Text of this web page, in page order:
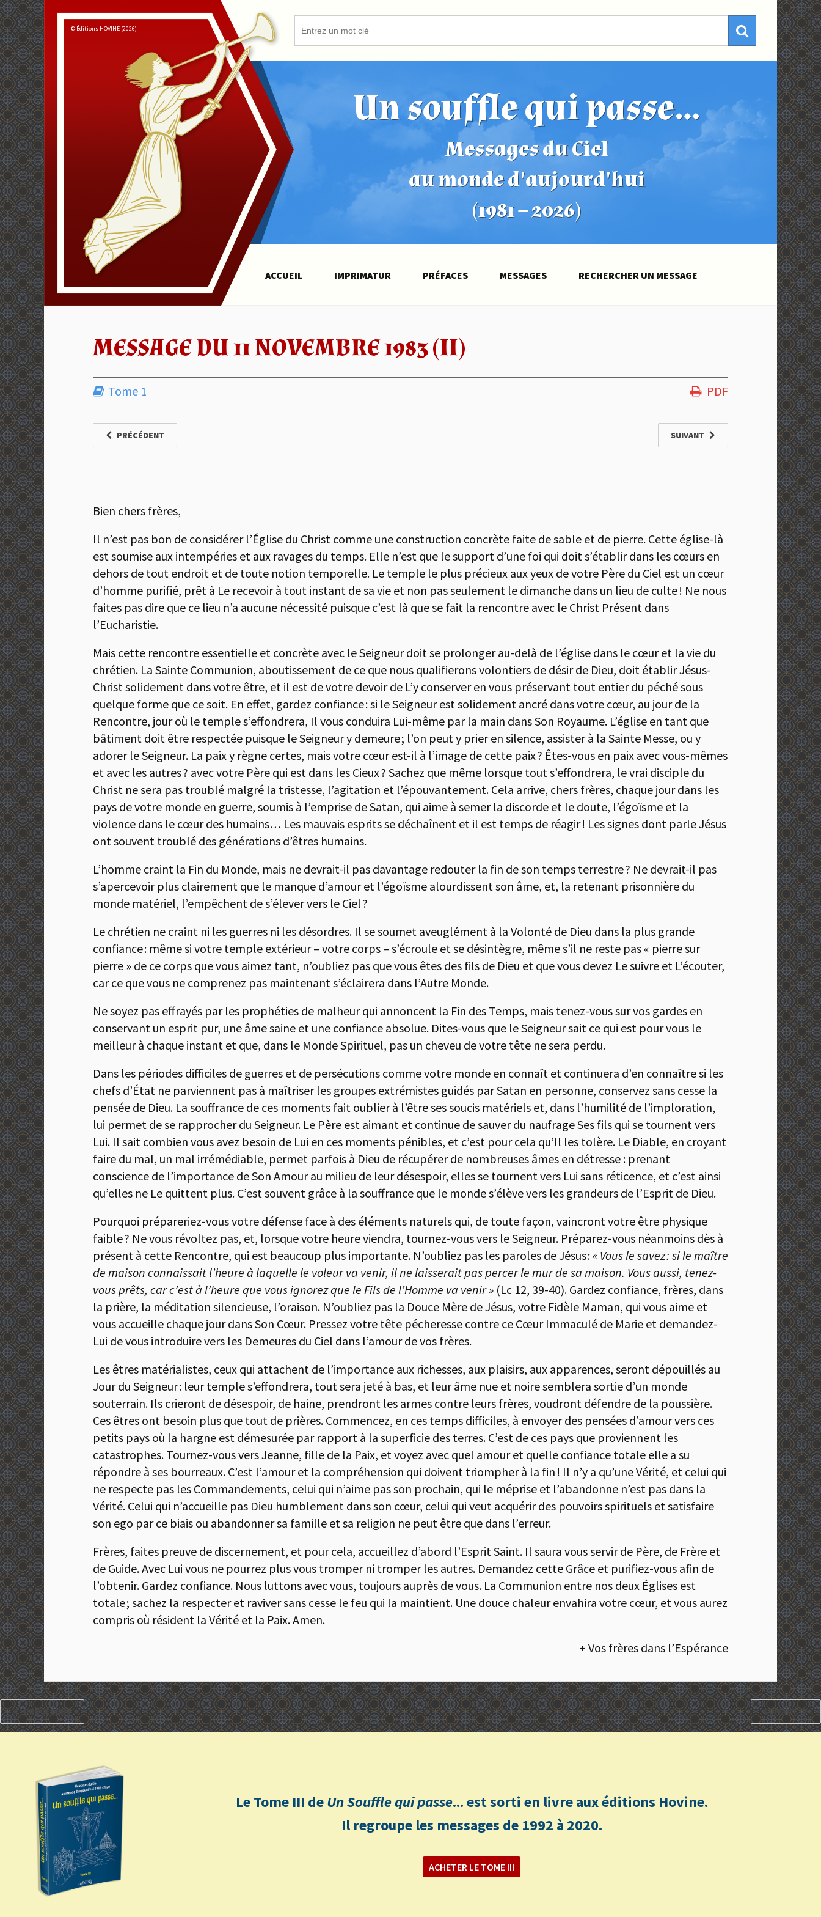
Un souffle qui passe...
Messages du Ciel
au monde d'aujourd'hui
(1981 – 2026)
© Éditions HOVINE (2026)
ACCUEIL IMPRIMATUR PRÉFACES MESSAGES RECHERCHER UN MESSAGE
MESSAGE DU 11 NOVEMBRE 1983 (II)
Tome 1 PDF
PRÉCÉDENT SUIVANT
Bien chers frères,
Il n’est pas bon de considérer l’Église du Christ comme une construction concrète faite de sable et de pierre. Cette église-là
est soumise aux intempéries et aux ravages du temps. Elle n’est que le support d’une foi qui doit s’établir dans les cœurs en
dehors de tout endroit et de toute notion temporelle. Le temple le plus précieux aux yeux de votre Père du Ciel est un cœur
d’homme purifié, prêt à Le recevoir à tout instant de sa vie et non pas seulement le dimanche dans un lieu de culte ! Ne nous
faites pas dire que ce lieu n’a aucune nécessité puisque c’est là que se fait la rencontre avec le Christ Présent dans
l’Eucharistie.
Mais cette rencontre essentielle et concrète avec le Seigneur doit se prolonger au-delà de l’église dans le cœur et la vie du
chrétien. La Sainte Communion, aboutissement de ce que nous qualifierons volontiers de désir de Dieu, doit établir Jésus-
Christ solidement dans votre être, et il est de votre devoir de L’y conserver en vous préservant tout entier du péché sous
quelque forme que ce soit. En effet, gardez confiance : si le Seigneur est solidement ancré dans votre cœur, au jour de la
Rencontre, jour où le temple s’effondrera, Il vous conduira Lui-même par la main dans Son Royaume. L’église en tant que
bâtiment doit être respectée puisque le Seigneur y demeure ; l’on peut y prier en silence, assister à la Sainte Messe, ou y
adorer le Seigneur. La paix y règne certes, mais votre cœur est-il à l’image de cette paix ? Êtes-vous en paix avec vous-mêmes
et avec les autres ? avec votre Père qui est dans les Cieux ? Sachez que même lorsque tout s’effondrera, le vrai disciple du
Christ ne sera pas troublé malgré la tristesse, l’agitation et l’épouvantement. Cela arrive, chers frères, chaque jour dans les
pays de votre monde en guerre, soumis à l’emprise de Satan, qui aime à semer la discorde et le doute, l’égoïsme et la
violence dans le cœur des humains… Les mauvais esprits se déchaînent et il est temps de réagir ! Les signes dont parle Jésus
ont souvent troublé des générations d’êtres humains.
L’homme craint la Fin du Monde, mais ne devrait-il pas davantage redouter la fin de son temps terrestre ? Ne devrait-il pas
s’apercevoir plus clairement que le manque d’amour et l’égoïsme alourdissent son âme, et, la retenant prisonnière du
monde matériel, l’empêchent de s’élever vers le Ciel ?
Le chrétien ne craint ni les guerres ni les désordres. Il se soumet aveuglément à la Volonté de Dieu dans la plus grande
confiance : même si votre temple extérieur – votre corps – s’écroule et se désintègre, même s’il ne reste pas « pierre sur
pierre » de ce corps que vous aimez tant, n’oubliez pas que vous êtes des fils de Dieu et que vous devez Le suivre et L’écouter,
car ce que vous ne comprenez pas maintenant s’éclairera dans l’Autre Monde.
Ne soyez pas effrayés par les prophéties de malheur qui annoncent la Fin des Temps, mais tenez-vous sur vos gardes en
conservant un esprit pur, une âme saine et une confiance absolue. Dites-vous que le Seigneur sait ce qui est pour vous le
meilleur à chaque instant et que, dans le Monde Spirituel, pas un cheveu de votre tête ne sera perdu.
Dans les périodes difficiles de guerres et de persécutions comme votre monde en connaît et continuera d’en connaître si les
chefs d’État ne parviennent pas à maîtriser les groupes extrémistes guidés par Satan en personne, conservez sans cesse la
pensée de Dieu. La souffrance de ces moments fait oublier à l’être ses soucis matériels et, dans l’humilité de l’imploration,
lui permet de se rapprocher du Seigneur. Le Père est aimant et continue de sauver du naufrage Ses fils qui se tournent vers
Lui. Il sait combien vous avez besoin de Lui en ces moments pénibles, et c’est pour cela qu’Il les tolère. Le Diable, en croyant
faire du mal, un mal irrémédiable, permet parfois à Dieu de récupérer de nombreuses âmes en détresse : prenant
conscience de l’importance de Son Amour au milieu de leur désespoir, elles se tournent vers Lui sans réticence, et c’est ainsi
qu’elles ne Le quittent plus. C’est souvent grâce à la souffrance que le monde s’élève vers les grandeurs de l’Esprit de Dieu.
Pourquoi prépareriez-vous votre défense face à des éléments naturels qui, de toute façon, vaincront votre être physique
faible ? Ne vous révoltez pas, et, lorsque votre heure viendra, tournez-vous vers le Seigneur. Préparez-vous néanmoins dès à
présent à cette Rencontre, qui est beaucoup plus importante. N’oubliez pas les paroles de Jésus :« Vous le savez : si le maître
de maison connaissait l’heure à laquelle le voleur va venir, il ne laisserait pas percer le mur de sa maison. Vous aussi, tenez-
vous prêts, car c’est à l’heure que vous ignorez que le Fils de l’Homme va venir » (Lc 12, 39-40). Gardez confiance, frères, dans
la prière, la méditation silencieuse, l’oraison. N’oubliez pas la Douce Mère de Jésus, votre Fidèle Maman, qui vous aime et
vous accueille chaque jour dans Son Cœur. Pressez votre tête pécheresse contre ce Cœur Immaculé de Marie et demandez-
Lui de vous introduire vers les Demeures du Ciel dans l’amour de vos frères.
Les êtres matérialistes, ceux qui attachent de l’importance aux richesses, aux plaisirs, aux apparences, seront dépouillés au
Jour du Seigneur : leur temple s’effondrera, tout sera jeté à bas, et leur âme nue et noire semblera sortie d’un monde
souterrain. Ils crieront de désespoir, de haine, prendront les armes contre leurs frères, voudront défendre de la poussière.
Ces êtres ont besoin plus que tout de prières. Commencez, en ces temps difficiles, à envoyer des pensées d’amour vers ces
petits pays où la hargne est démesurée par rapport à la superficie des terres. C’est de ces pays que proviennent les
catastrophes. Tournez-vous vers Jeanne, fille de la Paix, et voyez avec quel amour et quelle confiance totale elle a su
répondre à ses bourreaux. C’est l’amour et la compréhension qui doivent triompher à la fin ! Il n’y a qu’une Vérité, et celui qui
ne respecte pas les Commandements, celui qui n’aime pas son prochain, qui le méprise et l’abandonne n’est pas dans la
Vérité. Celui qui n’accueille pas Dieu humblement dans son cœur, celui qui veut acquérir des pouvoirs spirituels et satisfaire
son ego par ce biais ou abandonner sa famille et sa religion ne peut être que dans l’erreur.
Frères, faites preuve de discernement, et pour cela, accueillez d’abord l’Esprit Saint. Il saura vous servir de Père, de Frère et
de Guide. Avec Lui vous ne pourrez plus vous tromper ni tromper les autres. Demandez cette Grâce et purifiez-vous afin de
l’obtenir. Gardez confiance. Nous luttons avec vous, toujours auprès de vous. La Communion entre nos deux Églises est
totale ; sachez la respecter et raviver sans cesse le feu qui la maintient. Une douce chaleur envahira votre cœur, et vous aurez
compris où résident la Vérité et la Paix. Amen.
+ Vos frères dans l’Espérance
PRÉCÉDENT SUIVANT
Le Tome III deUn Souffle qui passe... est sorti en livre aux éditions Hovine.
Il regroupe les messages de 1992 à 2020.
ACHETER LE TOME III